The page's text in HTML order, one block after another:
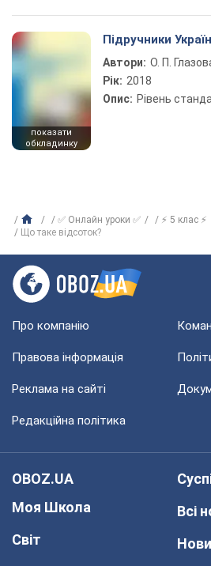
показати
обкладинку
Підручники
Автори: О. П.
Рік: 2018
Опис: Рівень
✅ Онлайн уроки ✅ ⚡ 5 клас ⚡
Що таке відсоток?
Про компанію
Правова інформація
Реклама на сайті
Редакційна політика
OBOZ.UA
Моя Школа
Світ
Всі